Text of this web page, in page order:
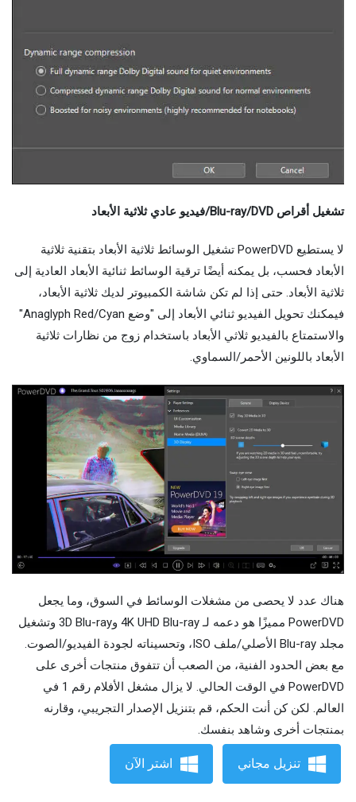
تشغيل أقراص Blu-ray/DVD/فيديو عادي ثلاثية الأبعاد
لا يستطيع PowerDVD تشغيل الوسائط ثلاثية الأبعاد بتقنية ثلاثية
الأبعاد فحسب، بل يمكنه أيضًا ترقية الوسائط ثنائية الأبعاد العادية إلى
ثلاثية الأبعاد. حتى إذا لم تكن شاشة الكمبيوتر لديك ثلاثية الأبعاد،
فيمكنك تحويل الفيديو ثنائي الأبعاد إلى "وضع Anaglyph Red/Cyan"
والاستمتاع بالفيديو ثلاثي الأبعاد باستخدام زوج من نظارات ثلاثية
الأبعاد باللونين الأحمر/السماوي.
هناك عدد لا يحصى من مشغلات الوسائط في السوق، وما يجعل
PowerDVD مميزًا هو دعمه لـ 4K UHD Blu-ray و3D Blu-ray وتشغيل
مجلد Blu-ray الأصلي/ملف ISO، وتحسيناته لجودة الفيديو/الصوت.
مع بعض الحدود الفنية، من الصعب أن تتفوق منتجات أخرى على
PowerDVD في الوقت الحالي. لا يزال مشغل الأفلام رقم 1 في
العالم. لكن كن أنت الحكم، قم بتنزيل الإصدار التجريبي، وقارنه
بمنتجات أخرى وشاهد بنفسك.
تنزيل مجاني اشتر الآن